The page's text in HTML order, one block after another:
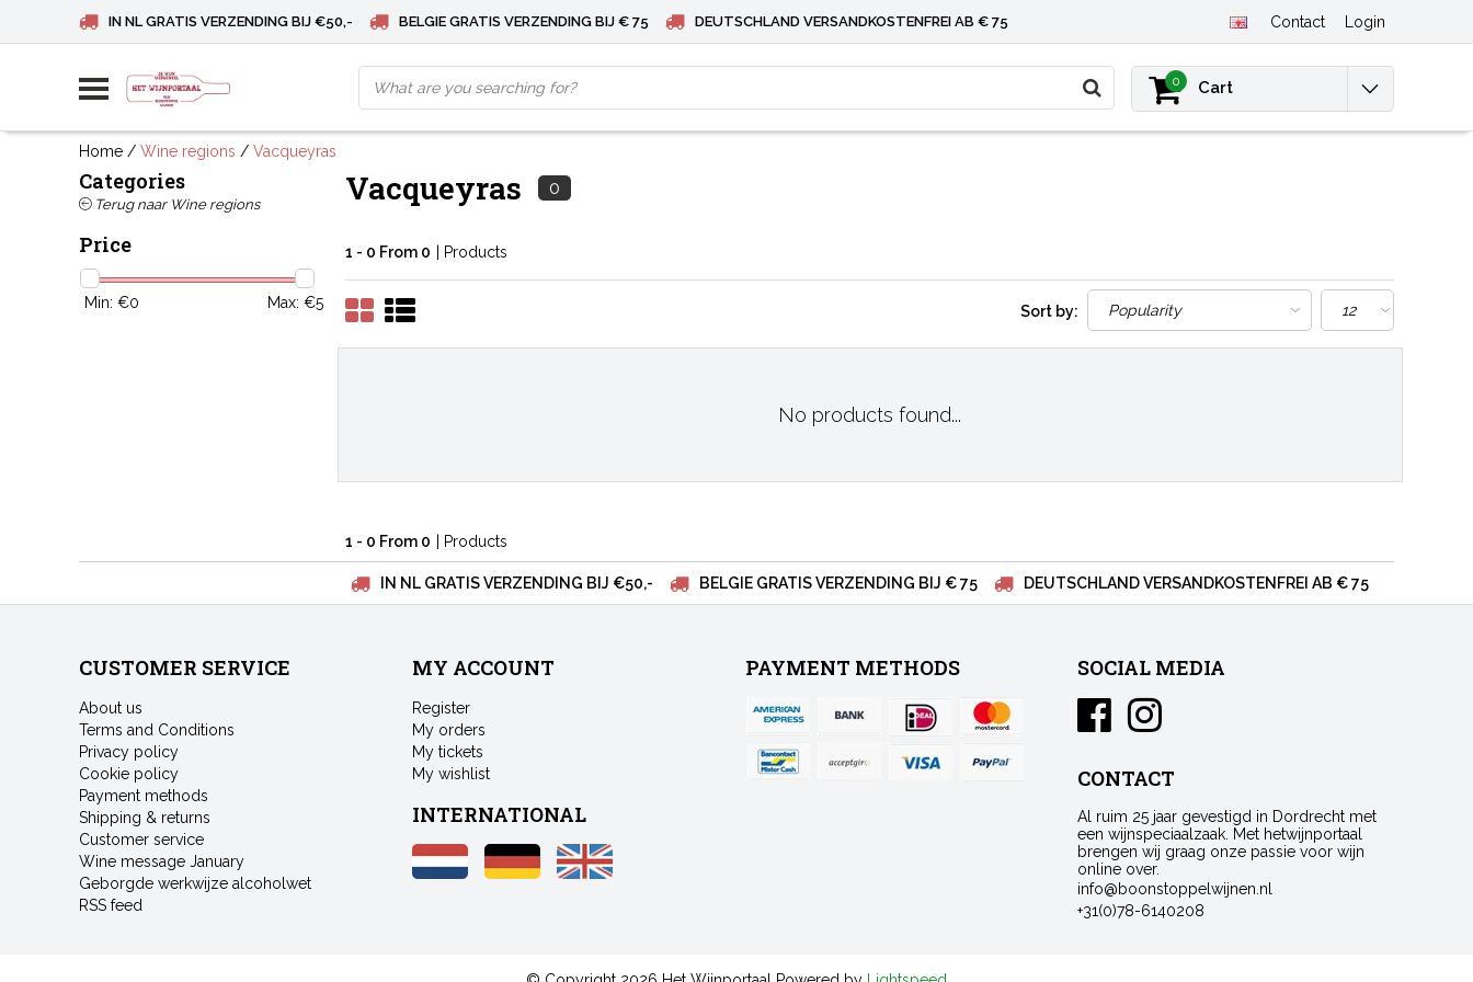
IN NL GRATIS VERZENDING BIJ €50,- BELGIE GRATIS VERZENDING BIJ € 75 DEUTSCHLAND VERSANDKOSTENFREI AB € 75 Contact Login
0 Cart
Home / Wine regions / Vacqueyras
Categories
Terug naar Wine regions
Price
Min: €0 Max: €5
Vacqueyras 0
1 - 0 From 0 | Products
Sort by:
No products found...
1 - 0 From 0 | Products
IN NL GRATIS VERZENDING BIJ €50,- BELGIE GRATIS VERZENDING BIJ € 75 DEUTSCHLAND VERSANDKOSTENFREI AB € 75
CUSTOMER SERVICE
About us
Terms and Conditions
Privacy policy
Cookie policy
Payment methods
Shipping & returns
Customer service
Wine message January
Geborgde werkwijze alcoholwet
RSS feed
MY ACCOUNT
Register
My orders
My tickets
My wishlist
INTERNATIONAL
PAYMENT METHODS SOCIAL MEDIA
CONTACT
Al ruim 25 jaar gevestigd in Dordrecht met
een wijnspeciaalzaak. Met hetwijnportaal
brengen wij graag onze passie voor wijn
online over.
info@boonstoppelwijnen.nl
+31(0)78-6140208